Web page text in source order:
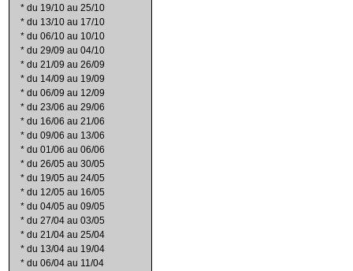
* du 19/10 au 25/10
* du 13/10 au 17/10
* du 06/10 au 10/10
* du 29/09 au 04/10
* du 21/09 au 26/09
* du 14/09 au 19/09
* du 06/09 au 12/09
* du 23/06 au 29/06
* du 16/06 au 21/06
* du 09/06 au 13/06
* du 01/06 au 06/06
* du 26/05 au 30/05
* du 19/05 au 24/05
* du 12/05 au 16/05
* du 04/05 au 09/05
* du 27/04 au 03/05
* du 21/04 au 25/04
* du 13/04 au 19/04
* du 06/04 au 11/04